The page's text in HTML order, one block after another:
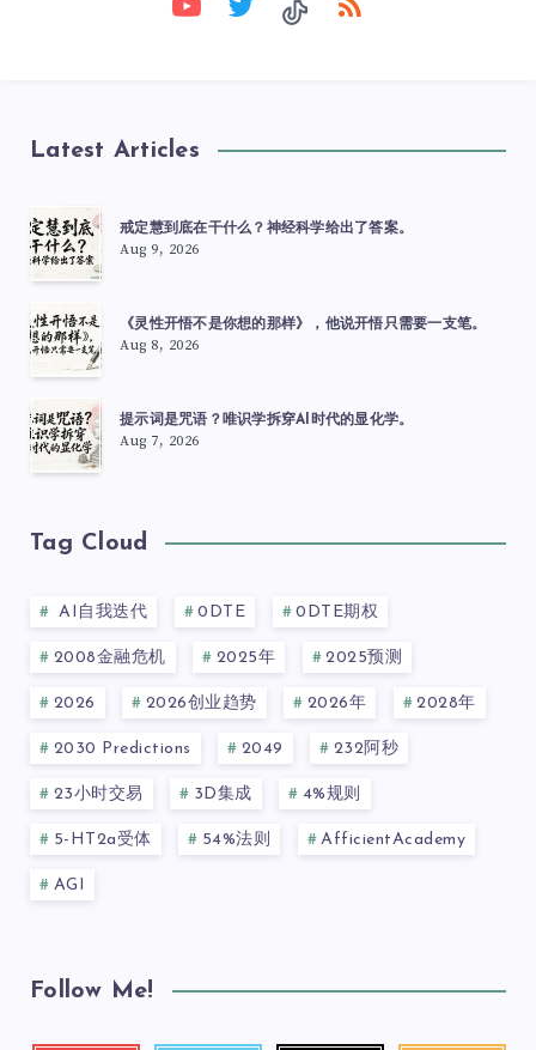
Latest Articles
戒定慧到底在干什么？神经科学给出了答案。
Aug 9, 2026
《灵性开悟不是你想的那样》，他说开悟只需要一支笔。
Aug 8, 2026
提示词是咒语？唯识学拆穿AI时代的显化学。
Aug 7, 2026
Tag Cloud
AI自我迭代 0DTE 0DTE期权
2008金融危机 2025年 2025预测
2026 2026创业趋势 2026年 2028年
2030 Predictions 2049 232阿秒
23小时交易 3D集成 4%规则
5-HT2a受体 54%法则 AfficientAcademy
AGI
Follow Me!